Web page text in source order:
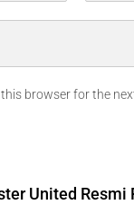
browser for the
United Resmi